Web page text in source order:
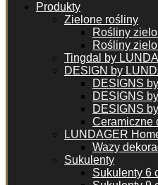
Produkty
Zielone rośliny
Rośliny
Rośliny
Tingdal by
DESIGN by
DESIGNS
DESIGNS
DESIGNS
Ceramiczne
LUNDAGER
Wazy
Sukulenty
Sukulenty 6